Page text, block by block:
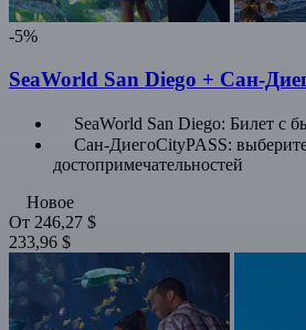
-5%
SeaWorld San Diego + Сан-
SeaWorld San Diego: Билет с
Сан-ДиегоCityPASS:
достопримечательностей
Новое
От 246,27 $
233,96 $